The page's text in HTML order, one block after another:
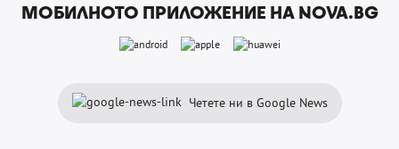
МОБИЛНОТО ПРИЛОЖЕНИЕ НА NOVA.BG
Четете ни в Google News